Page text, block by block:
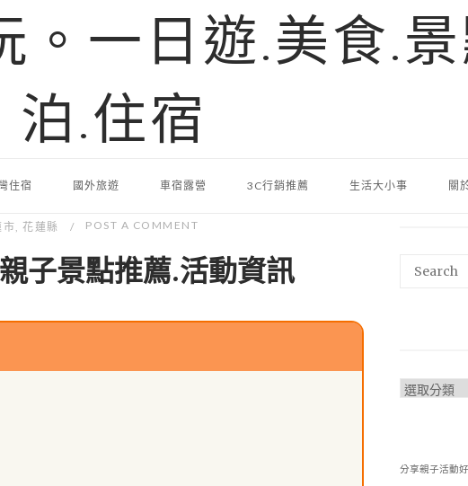
。一日遊.美食.
泊.住宿
住宿 國外旅遊 車宿露營 3C行銷推薦 生活大小事 關
市, 花蓮縣 POST A COMMENT
子景點推薦.活動資訊
分
分享親子活動